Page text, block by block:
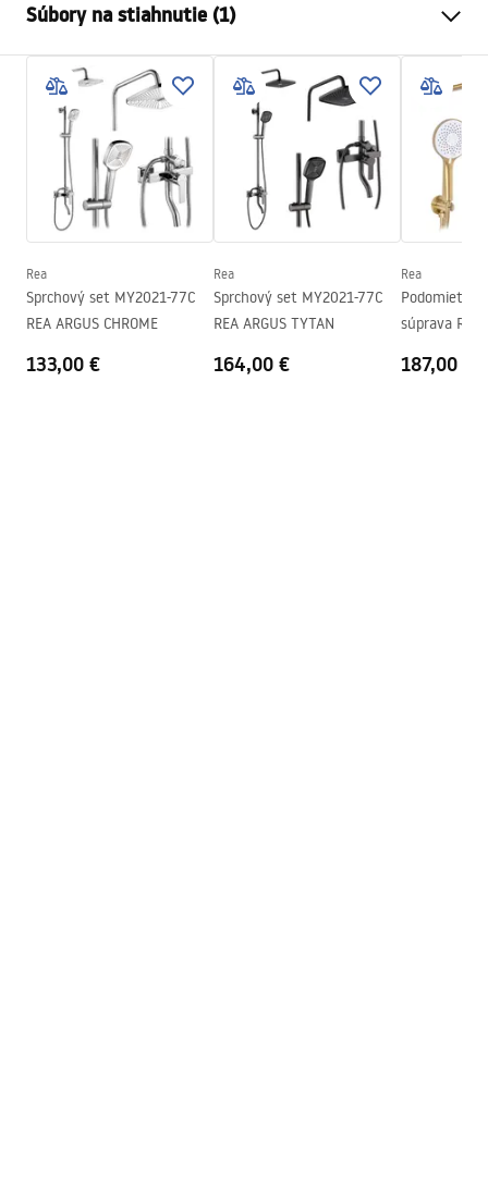
Materiál
Výška
165mm
Šírka (mm)
250
mm
Záruka
12 mesiacov
Súbory na stiahnutie (1)
Karta produktu
SCIAGACZKA GOLD.pdf
Rea
Sprchový set MY2021-77C
REA ARGUS CHROME
133,00 €
Rea
Sprchový set MY2021-77C
REA ARGUS TYTAN
164,00 €
Rea
súprava Rea
187,00 €